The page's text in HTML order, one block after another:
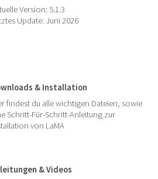
Version: 5.1.3
Update: Juni 2026
& Installation
findest du alle wichtigen Dateien, sowie
Schritt-Für-Schritt-Anleitung zur
von LaMA
& Videos